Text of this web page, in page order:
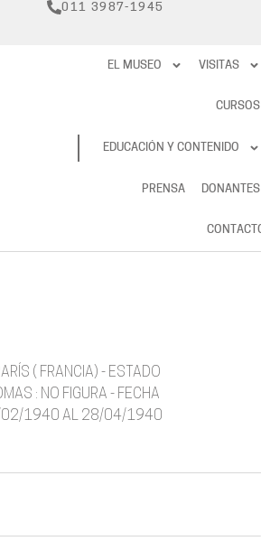
011 3987-1945
RESERVAS
EL MUSEO VISITAS
CURSOS
EDUCACIÓN Y CONTENIDO
PRENSA DONANTES
( FRANCIA) - ESTADO
: NO FIGURA - FECHA
16/02/1940 AL 28/04/1940